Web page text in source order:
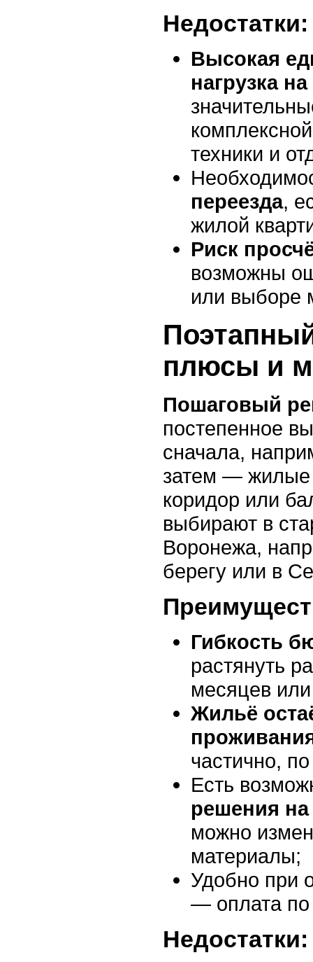
Недостатки:
Высокая
нагрузка
техники и
переезда,
жилой
Риск
возможны
или выборе
плюсы и
Пошаговый
постепенное
сначала,
затем —
коридор или
выбирают в
Воронежа,
берегу или в
Гибкость
растянуть
месяцев
Жильё
частично,
Есть
решения на
можно
материалы;
Удобно при
— оплата по
Недостатки: